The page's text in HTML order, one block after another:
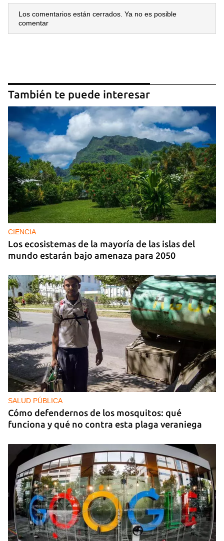
Los comentarios están cerrados. Ya no es posible
comentar
También te puede interesar
CIENCIA
Los ecosistemas de la mayoría de las islas del
mundo estarán bajo amenaza para 2050
SALUD PÚBLICA
Cómo defendernos de los mosquitos: qué
funciona y qué no contra esta plaga veraniega